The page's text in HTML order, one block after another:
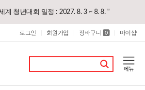
계 청년대회 일정 : 2027. 8. 3 ~ 8. 8. "
로그인 회원가입 장바구니 0 마이샵